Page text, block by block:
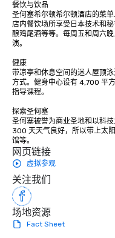
餐饮与饮品
圣何塞希尔顿希尔顿酒店的菜
店内餐饮场所享受日本技术和
酿鸡尾酒等等。每周五和周六
演。
健康
带凉亭和休息空间的迷人屋顶
方式。健身中心设有 4,700 平
指导课程。
探索圣何塞
圣何塞被誉为商业圣地和以科
300 天天气良好，所以带上太
馆等。
网页链接
虚拟参观
关注我们
场地资源
Fact Sheet